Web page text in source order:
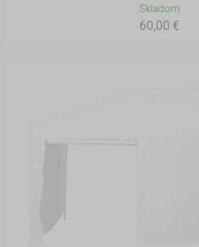
Skladom
60,00 €